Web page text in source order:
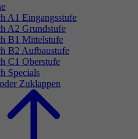
A1 Eingangsstufe
A2 Grundstufe
B1 Mittelstufe
B2 Aufbaustufe
C1 Oberstufe
Specials
Zuklappen